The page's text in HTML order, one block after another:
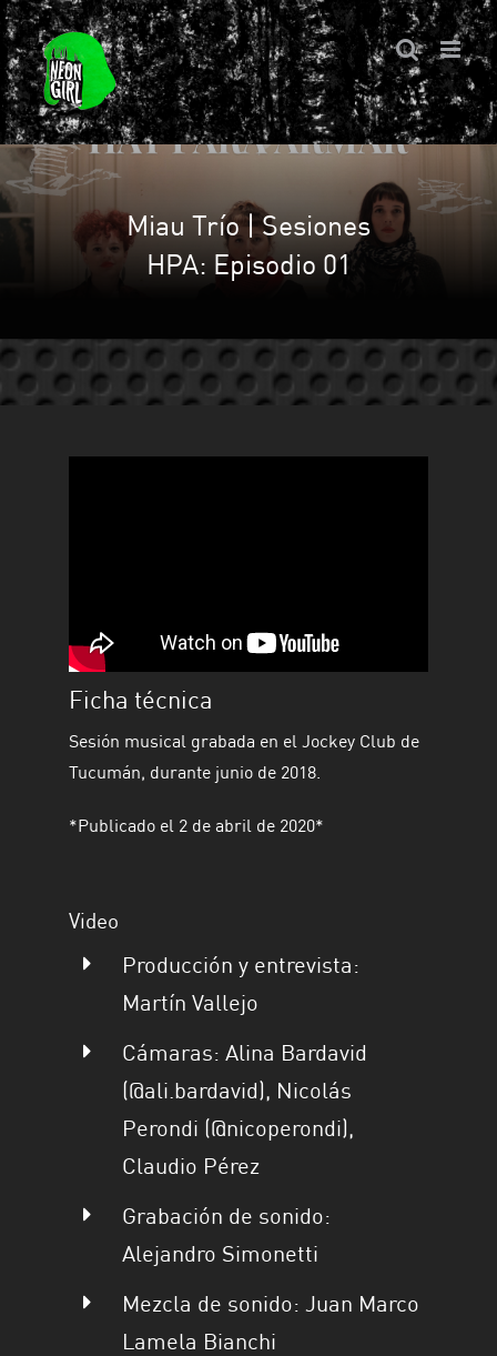
Saltar
al
contenido
Miau Trío | Sesiones
HPA: Episodio 01
Ficha técnica
Sesión musical grabada en el Jockey Club de
Tucumán, durante junio de 2018.
*Publicado el 2 de abril de 2020*
Video
Producción y entrevista:
Martín Vallejo
Cámaras: Alina Bardavid
(@ali.bardavid), Nicolás
Perondi (@nicoperondi),
Claudio Pérez
Grabación de sonido:
Alejandro Simonetti
Mezcla de sonido: Juan Marco
Lamela Bianchi